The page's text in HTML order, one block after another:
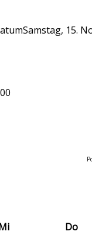
Samstag, 15.
Do